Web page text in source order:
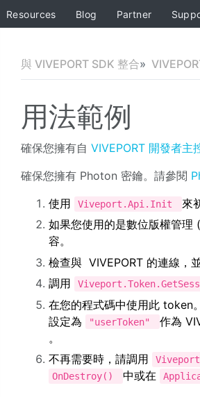
Resources Blog Partner
與 VIVEPORT SDK 整合
用法範例
確保您擁有自 VIVEPORT 開發者主
確保您擁有 Photon 密鑰。請參閱
使用
Viveport.Api.Init 來
如果您使用的是數位版權管理
容。
檢查與 VIVEPORT 的連線，
調用
在您的程式碼中使用此 token
設定為
"userToken" 作為
。
不再需要時，請調用
OnDestroy() 中或在